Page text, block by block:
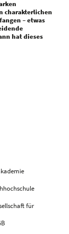
charakterlichen
– etwas
hat dieses
für